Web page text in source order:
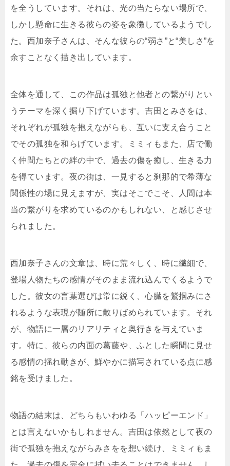
を全うしています。それは、光の当たらない場所で、
しかし懸命に生きる彼らの姿を象徴しているようでし
た。西加奈子さんは、そんな彼らの“弱さ”と“美しさ”を
余すことなく描き出しています。
全体を通して、この作品は孤独と他者との繋がりとい
うテーマを深く掘り下げています。吉田とみさをは、
それぞれが孤独を抱えながらも、互いに支え合うこと
でその孤独を和らげています。ミミィもまた、店で働
く仲間たちとの絆の中で、過去の傷を癒し、生きる力
を得ています。夜の街は、一見すると刹那的で希薄な
関係性の場に見えますが、実はそこでこそ、人間は本
当の繋がりを求めているのかもしれない、と感じさせ
られました。
西加奈子さんの文章は、時に荒々しく、時に繊細で、
登場人物たちの感情がそのまま流れ込んでくるようで
した。彼女の言葉選びは常に鋭く、心臓を鷲掴みにさ
れるような表現が随所に散りばめられています。それ
が、物語に一層のリアリティと奥行きを与えていま
す。特に、彼らの内面の葛藤や、ふとした瞬間に見せ
る感情の揺れ動きが、鮮やかに描写されている点に感
銘を受けました。
物語の結末は、どちらもいわゆる「ハッピーエンド」
とは言えないかもしれません。吉田は依然として夜の
街で孤独を抱えながらみさをを想い続け、ミミィもま